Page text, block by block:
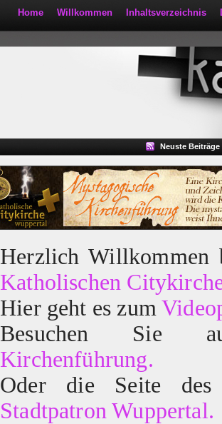
Home Willkommen Inhaltsverzeichnis
Neuste Beiträge
Herzlich
Katholischen
Hier geht es zum
Besuchen
Kirchenführung.
Oder die Seite des
Stadtpatron Wuppertal.